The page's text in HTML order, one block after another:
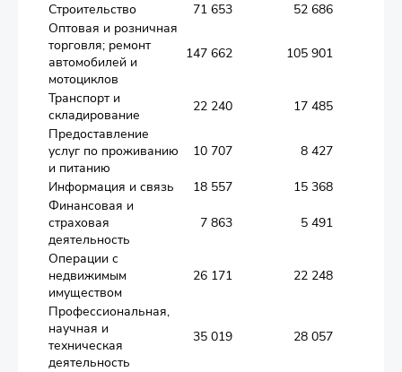
Строительство 71 653 52 686
Оптовая и розничная
торговля; ремонт
автомобилей и
мотоциклов
147 662 105 901
Транспорт и
складирование
22 240 17 485
Предоставление
услуг по проживанию
и питанию
10 707 8 427
Информация и связь 18 557 15 368
Финансовая и
страховая
деятельность
7 863 5 491
Операции с
недвижимым
имуществом
26 171 22 248
Профессиональная,
научная и
техническая
деятельность
35 019 28 057